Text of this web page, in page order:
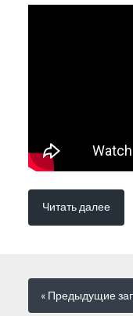
Читать далее
« Предыдущие